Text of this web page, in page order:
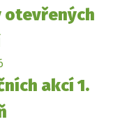
otevřených
akcí 1.